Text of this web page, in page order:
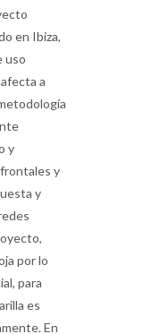
en Ibiza,
uso
a
y
y
y
por lo
para
es
En